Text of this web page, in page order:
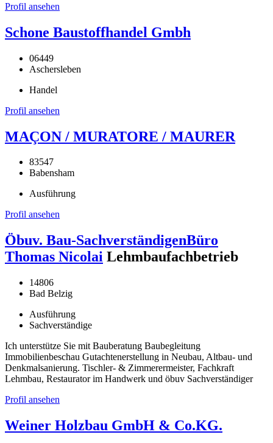
Profil ansehen
Schone Baustoffhandel Gmbh
06449
Aschersleben
Handel
Profil ansehen
MAÇON / MURATORE / MAURER
83547
Babensham
Ausführung
Profil ansehen
Öbuv. Bau-SachverständigenBüro
Thomas Nicolai Lehmbaufachbetrieb
14806
Bad Belzig
Ausführung
Sachverständige
Ich unterstütze Sie mit Bauberatung Baubegleitung
Immobilienbeschau Gutachtenerstellung in Neubau, Altbau- und
Denkmalsanierung. Tischler- & Zimmerermeister, Fachkraft
Lehmbau, Restaurator im Handwerk und öbuv Sachverständiger
Profil ansehen
Weiner Holzbau GmbH & Co.KG.